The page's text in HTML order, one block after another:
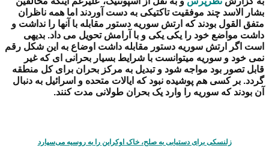
بشار الاسد چند موفقیت تاکتیکی به دست آوردند اما همه ناظران
متفق القول بودند که ارتش سوریه دستور مقابله با آنها را نداشت و
داشت مواضع خود را یکی یکی و با آرامش تحویل می داد. بدیهی
است اگر ارتش سوریه دستور مقابله داشت اوضاع به این شکل رقم
نمی خود و سوریه میتوانست با شرایط بسیار بحرانی ای که غیر
قابل تصور بود مواجه شود و تبدیل به مرکز بحران برای کل منطقه
گردد. بر کسی هم پوشیده نبود که ایالات متحده و اسرائیل به دنبال
آن بودند که سوریه را وارد یک بحران طولانی مدت کنند.
زلنسکی برای دستیابی به صلح، خاک اوکراین را به روسیه می‌سپارد